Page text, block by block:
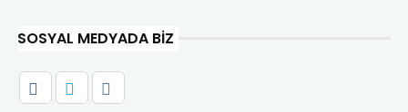
SOSYAL MEDYADA BIZ